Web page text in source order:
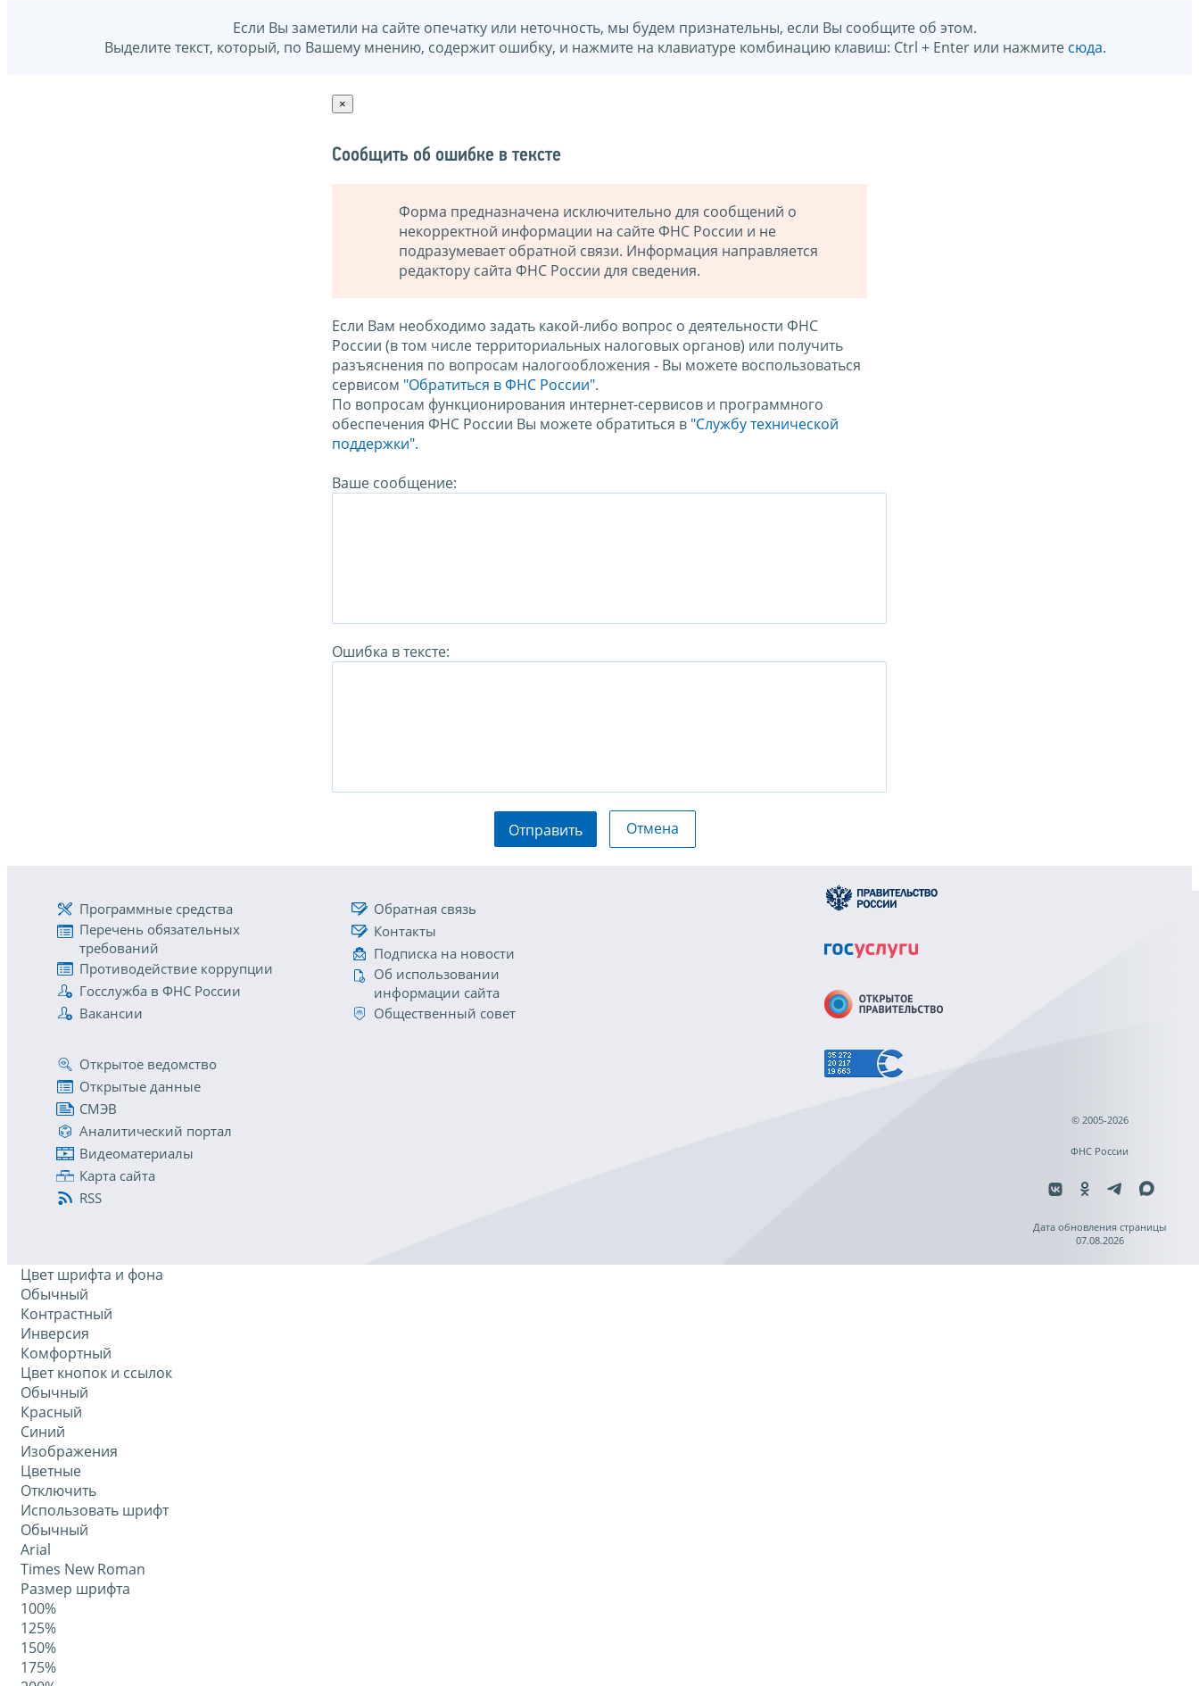
Если Вы заметили на сайте опечатку или неточность, мы будем признательны, если Вы сообщите об этом.
Выделите текст, который, по Вашему мнению, содержит ошибку, и нажмите на клавиатуре комбинацию клавиш: Ctrl + Enter или нажмите сюда.
×
Сообщить об ошибке в тексте
Форма предназначена исключительно для сообщений о
некорректной информации на сайте ФНС России и не
подразумевает обратной связи. Информация направляется
редактору сайта ФНС России для сведения.
Если Вам необходимо задать какой-либо вопрос о деятельности ФНС
России (в том числе территориальных налоговых органов) или получить
разъяснения по вопросам налогообложения - Вы можете воспользоваться
сервисом "Обратиться в ФНС России".
По вопросам функционирования интернет-сервисов и программного
обеспечения ФНС России Вы можете обратиться в "Службу технической
поддержки".
Ваше сообщение:
Ошибка в тексте:
Отправить Отмена
Программные средства
Перечень обязательных
требований
Противодействие коррупции
Госслужба в ФНС России
Вакансии
Обратная связь
Контакты
Подписка на новости
Об использовании
информации сайта
Общественный совет
Открытое ведомство
Открытые данные
СМЭВ
Аналитический портал
Видеоматериалы
Карта сайта
RSS
© 2005-2026
ФНС России
Дата обновления страницы
07.08.2026
Цвет шрифта и фона
Обычный
Контрастный
Инверсия
Комфортный
Цвет кнопок и ссылок
Обычный
Красный
Синий
Изображения
Цветные
Отключить
Использовать шрифт
Обычный
Arial
Times New Roman
Размер шрифта
100%
125%
150%
175%